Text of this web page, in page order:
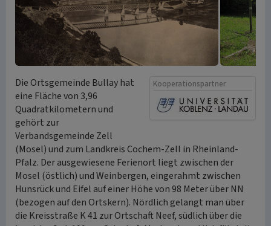
Kooperationspartner
Die Ortsgemeinde Bullay hat
eine Fläche von 3,96
Quadratkilometern und
gehört zur
Verbandsgemeinde Zell
(Mosel) und zum Landkreis Cochem-Zell in Rheinland-
Pfalz. Der ausgewiesene Ferienort liegt zwischen der
Mosel (östlich) und Weinbergen, eingerahmt zwischen
Hunsrück und Eifel auf einer Höhe von 98 Meter über NN
(bezogen auf den Ortskern). Nördlich gelangt man über
die Kreisstraße K 41 zur Ortschaft Neef, südlich über die